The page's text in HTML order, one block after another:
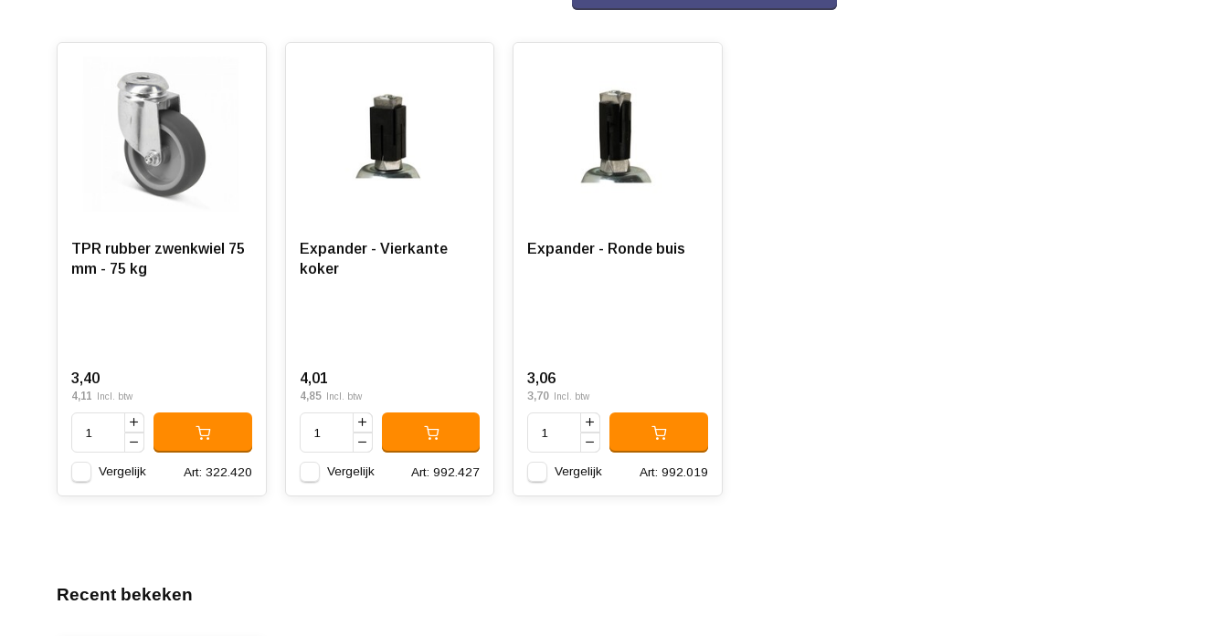
TPR rubber zwenkwiel 75
mm - 75 kg
3,40
4,11 Incl. btw
Vergelijk Art: 322.420
Expander - Vierkante
koker
4,01
4,85 Incl. btw
Vergelijk Art: 992.427
Expander - Ronde buis
3,06
3,70 Incl. btw
Vergelijk Art: 992.019
Recent bekeken